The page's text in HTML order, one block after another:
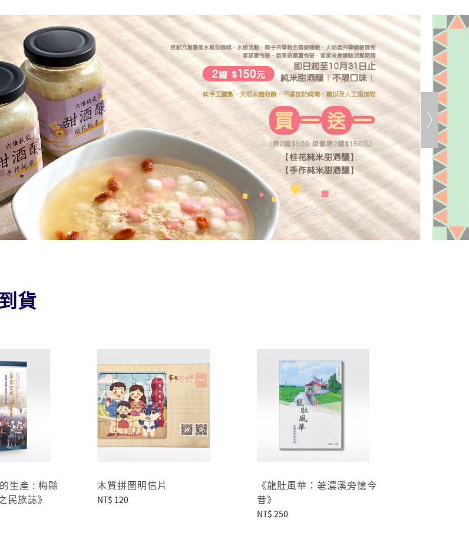
貨
生產 : 梅縣
民族誌》
木質拼圖明信片
NT$ 120
《龍肚風華：荖濃溪旁憶今
昔》
NT$ 250